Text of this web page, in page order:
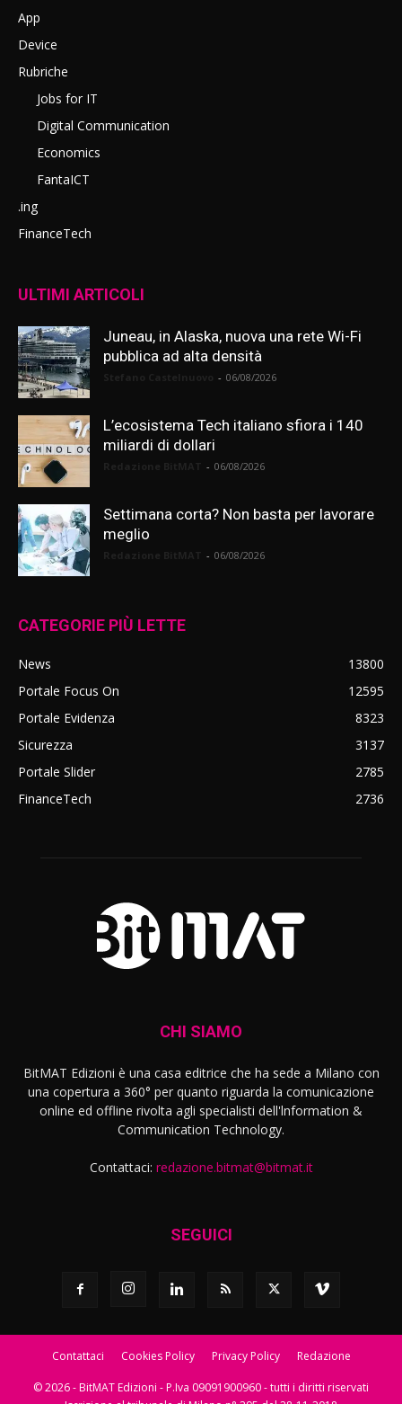
App
Device
Rubriche
Jobs for IT
Digital Communication
Economics
FantaICT
.ing
FinanceTech
ULTIMI ARTICOLI
Juneau, in Alaska, nuova una rete Wi-Fi
pubblica ad alta densità
- 06/08/2026
L’ecosistema Tech italiano sfiora i 140
miliardi di dollari
- 06/08/2026
Settimana corta? Non basta per lavorare
meglio
- 06/08/2026
CATEGORIE PIÙ LETTE
News
13800
Portale Focus On
12595
Portale Evidenza
8323
Sicurezza
3137
Portale Slider
2785
FinanceTech
2736
CHI SIAMO
BitMAT Edizioni è una casa editrice che ha sede a Milano con
una copertura a 360° per quanto riguarda la comunicazione
online ed offline rivolta agli specialisti dell'lnformation &
Communication Technology.
Contattaci: redazione.bitmat@bitmat.it
SEGUICI
Contattaci Cookies Policy Privacy Policy Redazione
© 2026 - BitMAT Edizioni - P.Iva 09091900960 - tutti i diritti riservati